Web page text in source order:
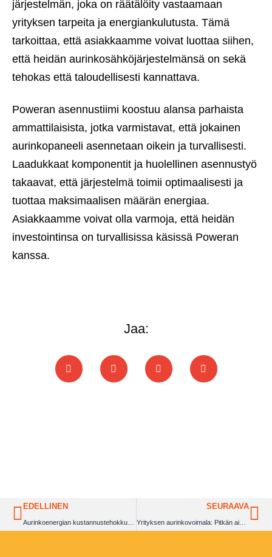
järjestelmän, joka on räätälöity vastaamaan
yrityksen tarpeita ja energiankulutusta. Tämä
tarkoittaa, että asiakkaamme voivat luottaa siihen,
että heidän aurinkosähköjärjestelmänsä on sekä
tehokas että taloudellisesti kannattava.
Poweran asennustiimi koostuu alansa parhaista
ammattilaisista, jotka varmistavat, että jokainen
aurinkopaneeli asennetaan oikein ja turvallisesti.
Laadukkaat komponentit ja huolellinen asennustyö
takaavat, että järjestelmä toimii optimaalisesti ja
tuottaa maksimaalisen määrän energiaa.
Asiakkaamme voivat olla varmoja, että heidän
investointinsa on turvallisissa käsissä Poweran
kanssa.
Jaa:
EDELLINEN SEURAAVA
Yrityksen aurinkovoimala: Pitkän aikavälin sijoitus Poweran avulla